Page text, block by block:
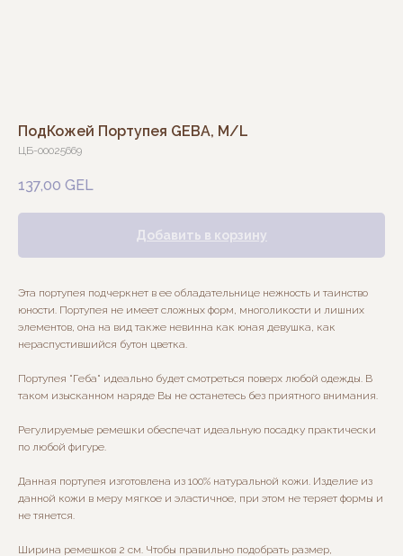
ПодКожей Портупея GEBA, M/L
ЦБ-00025669
137,00 GEL
Добавить в корзину
Эта портупея подчеркнет в ее обладательнице нежность и таинство
юности. Портупея не имеет сложных форм, многоликости и лишних
элементов, она на вид также невинна как юная девушка, как
нераспустившийся бутон цветка.
Портупея "Геба" идеально будет смотреться поверх любой одежды. В
таком изысканном наряде Вы не останетесь без приятного внимания.
Регулируемые ремешки обеспечат идеальную посадку практически
по любой фигуре.
Данная портупея изготовлена из 100% натуральной кожи. Изделие из
данной кожи в меру мягкое и эластичное, при этом не теряет формы и
не тянется.
Ширина ремешков 2 см. Чтобы правильно подобрать размер,